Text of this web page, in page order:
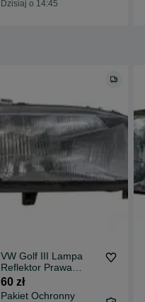
Dzisiaj o 14:45
VW Golf III Lampa
Reflektor Prawa
Przednia Prawy Przód
PP
60 zł
Pakiet Ochronny